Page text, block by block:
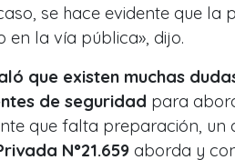
se hace evidente que la
la vía pública», dijo.
que existen muchas
de seguridad para
que falta preparación, un
N°21.659 aborda y